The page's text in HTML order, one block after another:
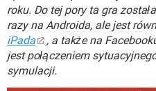
WINDOWS 10
roku. Do tej pory ta gra
razy na Androida, ale jest
iPada
, a także na
jest połączeniem
symulacji.